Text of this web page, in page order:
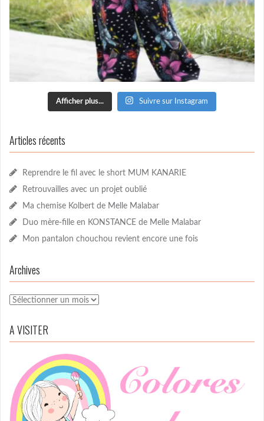
Afficher plus... Suivre sur Instagram
Articles récents
Reprendre le fil avec le short MUM KANARIE
Retrouvailles avec un projet oublié
Ma chemise Kolbert de Melle Malabar
Duo mère-fille en KONSTANCE de Melle Malabar
Mon pantalon chouchou revient encore une fois
Archives
Archives
A VISITER